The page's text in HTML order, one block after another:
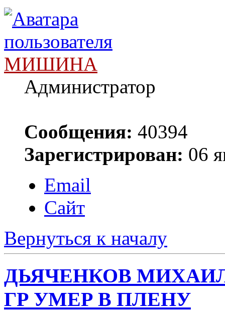
МИШИНА
Администратор
Сообщения: 40394
Зарегистрирован: 06
Email
Сайт
Вернуться к началу
ДЬЯЧЕНКОВ
ГР УМЕР В ПЛЕНУ